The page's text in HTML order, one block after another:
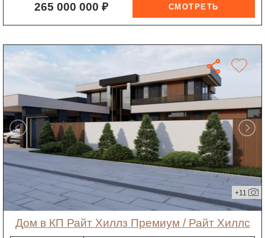
265 000 000 ₽
+11
дом в КП Райт Хиллз Премиум / Райт Хиллс